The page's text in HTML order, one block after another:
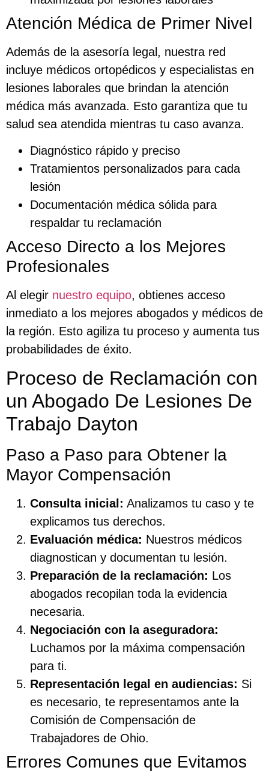
Atención Médica de Primer Nivel
Además de la asesoría legal, nuestra red
incluye médicos ortopédicos y especialistas en
lesiones laborales que brindan la atención
médica más avanzada. Esto garantiza que tu
salud sea atendida mientras tu caso avanza.
Diagnóstico rápido y preciso
Tratamientos personalizados para cada
lesión
Documentación médica sólida para
respaldar tu reclamación
Acceso Directo a los Mejores
Profesionales
Al elegir nuestro equipo, obtienes acceso
inmediato a los mejores abogados y médicos de
la región. Esto agiliza tu proceso y aumenta tus
probabilidades de éxito.
Proceso de Reclamación con
un Abogado De Lesiones De
Trabajo Dayton
Paso a Paso para Obtener la
Mayor Compensación
Consulta inicial: Analizamos tu caso y te
explicamos tus derechos.
Evaluación médica: Nuestros médicos
diagnostican y documentan tu lesión.
Preparación de la reclamación: Los
abogados recopilan toda la evidencia
necesaria.
Negociación con la aseguradora:
Luchamos por la máxima compensación
para ti.
Representación legal en audiencias: Si
es necesario, te representamos ante la
Comisión de Compensación de
Trabajadores de Ohio.
Errores Comunes que Evitamos